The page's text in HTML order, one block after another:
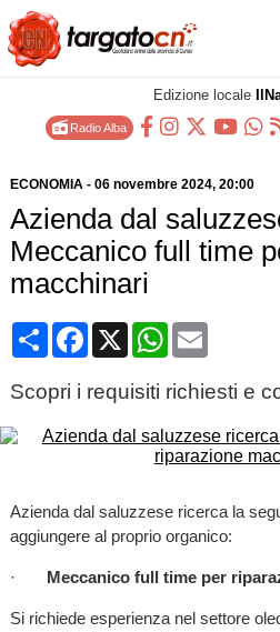
Edizione locale
Radio Alba
ECONOMIA- 06 novembre 2024, 20:00
Azienda dal
Meccanico full time
macchinari
CondividiFacebook
X WhatsApp
Email
Scopri i requisiti richiesti e
Azienda dal saluzzese ricerca la
aggiungere al proprio organico:
· Meccanico full time per
Si richiede esperienza nel settore